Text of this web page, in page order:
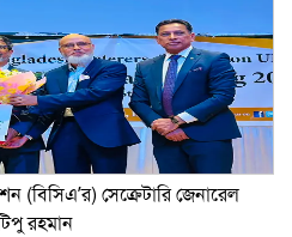
(বিসিএ’র) সেক্রেটারি জেনারেল
রহমান